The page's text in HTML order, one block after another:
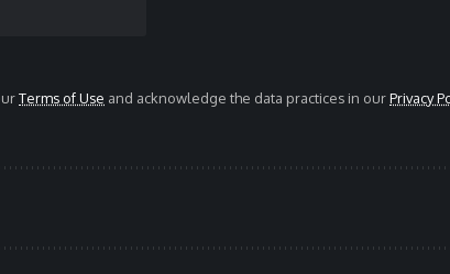
Terms of Use and acknowledge the data practices in ourPrivacy